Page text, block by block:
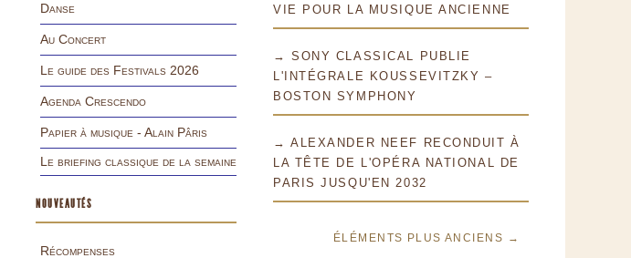
Danse
Au Concert
Le guide des Festivals 2026
Agenda Crescendo
Papier à musique - Alain Pâris
Le briefing classique de la semaine
NOUVEAUTÉS
Récompenses
VIE POUR LA MUSIQUE ANCIENNE
→ SONY CLASSICAL PUBLIE
L'INTÉGRALE KOUSSEVITZKY –
BOSTON SYMPHONY
→ ALEXANDER NEEF RECONDUIT À
LA TÊTE DE L'OPÉRA NATIONAL DE
PARIS JUSQU'EN 2032
ÉLÉMENTS PLUS ANCIENS →